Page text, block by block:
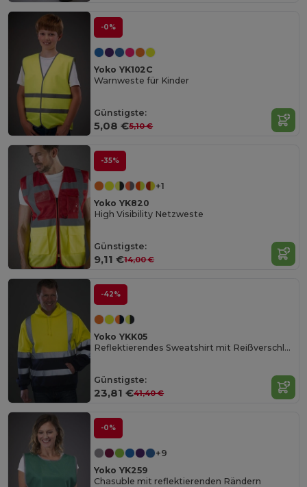
-0%
Yoko YK102C
Warnweste für Kinder
Günstigste:
5,08 €5,10 €
-35%
+1
Yoko YK820
High Visibility Netzweste
Günstigste:
9,11 €14,00 €
-42%
Yoko YKK05
Reflektierendes Sweatshirt mit Reißverschluss-Kragen
Günstigste:
23,81 €41,40 €
-0%
+9
Yoko YK259
Chasuble mit reflektierenden Rändern